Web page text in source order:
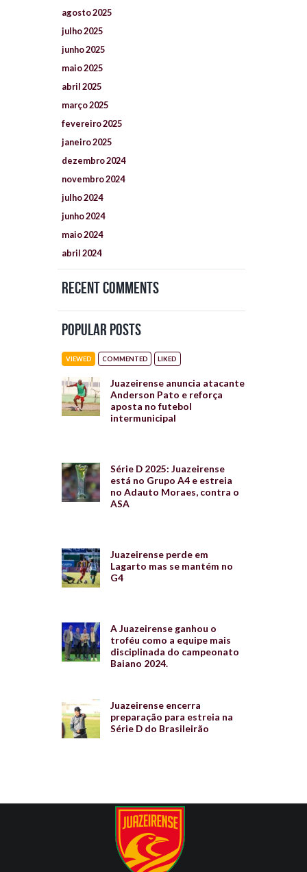
agosto2025
julho2025
junho2025
maio2025
abril2025
março2025
fevereiro2025
janeiro2025
dezembro2024
novembro2024
julho2024
junho2024
maio2024
abril2024
Recent Comments
Popular Posts
VIEWED COMMENTED LIKED
Juazeirense anuncia atacante
Anderson Pato e reforça
aposta no futebol
intermunicipal
Série D 2025: Juazeirense
está no Grupo A4 e estreia
no Adauto Moraes, contra o
ASA
Juazeirense perde em
Lagarto mas se mantém no
G4
A Juazeirense ganhou o
troféu como a equipe mais
disciplinada do campeonato
Baiano 2024.
Juazeirense encerra
preparação para estreia na
Série D do Brasileirão